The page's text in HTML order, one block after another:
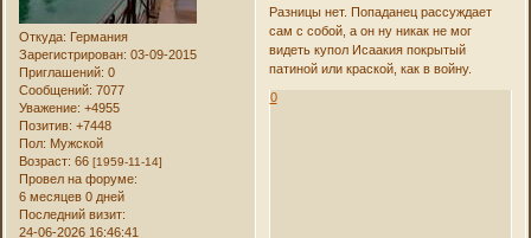
Откуда: Германия
Зарегистрирован: 03-09-2015
Приглашений: 0
Сообщений: 7077
Уважение: +4955
Позитив: +7448
Пол: Мужской
Возраст: 66[1959-11-14]
Провел на форуме:
6 месяцев 0 дней
Последний визит:
24-06-2026 16:46:41
Разницы нет. Попаданец рассуждает
сам с собой, а он ну никак не мог
видеть купол Исаакия покрытый
патиной или краской, как в войну.
0